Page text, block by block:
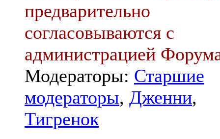
предварительно
согласовываются с
администрацией
Модераторы: Старшие
модераторы, Дженни,
Тигренок